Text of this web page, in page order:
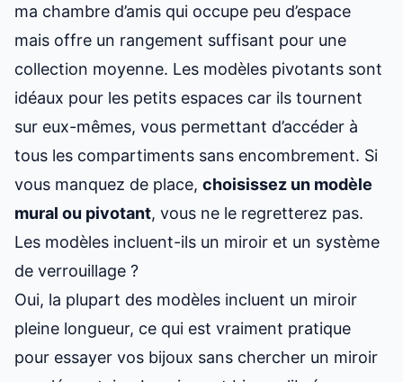
ma chambre d’amis qui occupe peu d’espace
mais offre un rangement suffisant pour une
collection moyenne. Les modèles pivotants sont
idéaux pour les petits espaces car ils tournent
sur eux-mêmes, vous permettant d’accéder à
tous les compartiments sans encombrement. Si
vous manquez de place, choisissez un modèle
mural ou pivotant, vous ne le regretterez pas.
Les modèles incluent-ils un miroir et un système
de verrouillage ?
Oui, la plupart des modèles incluent un miroir
pleine longueur, ce qui est vraiment pratique
pour essayer vos bijoux sans chercher un miroir